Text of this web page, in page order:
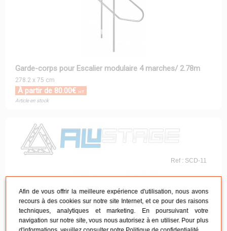
Garde-corps pour Escalier modulaire 4 marches/ 2.78m
278.2 x 75 cm
À partir de 80.00€ HT
Article en stock
Ref : SCD-11
Afin de vous offrir la meilleure expérience d'utilisation, nous avons
recours à des cookies sur notre site Internet, et ce pour des raisons
techniques, analytiques et marketing. En poursuivant votre
navigation sur notre site, vous nous autorisez à en utiliser. Pour plus